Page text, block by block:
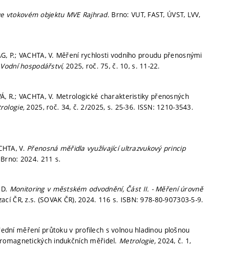
vtokovém objektu MVE Rajhrad. Brno: VUT, FAST, ÚVST, LVV,
P.; VACHTA, V. Měření rychlosti vodního proudu přenosnými
Vodní hospodářství,2025, roč. 75, č. 10,s. 11-22.
R.; VACHTA, V. Metrologické charakteristiky přenosných
2025, roč. 34, č. 2/2025, s. 25-36. ISSN: 1210-3543.
V. Přenosná měřidla využívající ultrazvukový princip
Brno: 2024. 211 s.
Monitoring v městském odvodnění, Část II. - Měření úrovně
ČR, z.s. (SOVAK ČR), 2024. 116 s. ISBN: 978-80-907303-5-9.
měření průtoku v profilech s volnou hladinou plošnou
indukčních měřidel. Metrologie, 2024, č. 1,